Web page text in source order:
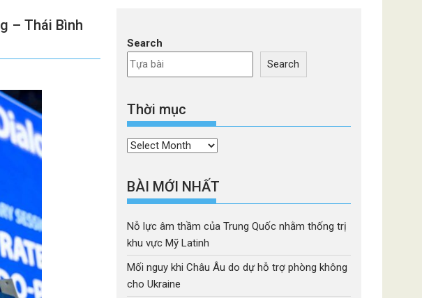
– Thái Bình
Search
Search
Thời mục
Thời
BÀI MỚI NHẤT
Nỗ lực âm thầm của Trung Quốc nhằm thống trị
khu vực Mỹ Latinh
Mối nguy khi Châu Âu do dự hỗ trợ phòng không
cho Ukraine